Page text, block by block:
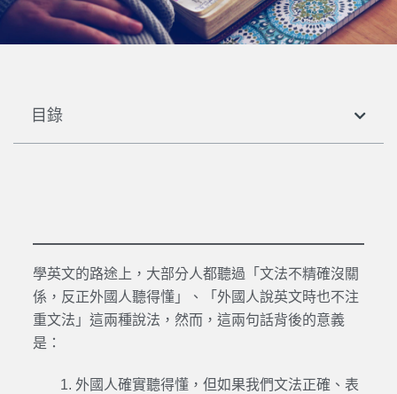
目錄
學英文的路途上，大部分人都聽過「文法不精確沒關
係，反正外國人聽得懂」、「外國人說英文時也不注
重文法」這兩種說法，然而，這兩句話背後的意義
是：
外國人確實聽得懂，但如果我們文法正確、表